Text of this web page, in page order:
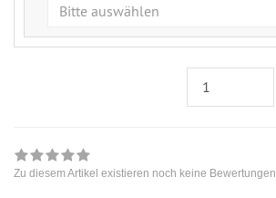
Bitte auswählen
Zu diesem Artikel existieren noch keine Bewertungen